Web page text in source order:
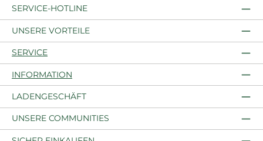
SERVICE-HOTLINE
UNSERE VORTEILE
SERVICE
INFORMATION
LADENGESCHÄFT
UNSERE COMMUNITIES